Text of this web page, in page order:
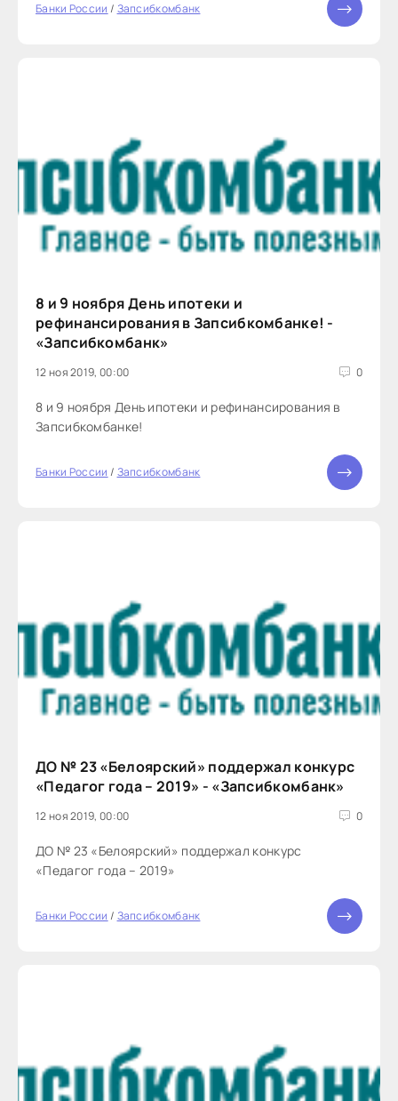
Банки России / Запсибкомбанк
8 и 9 ноября День ипотеки и
рефинансирования в Запсибкомбанке! -
«Запсибкомбанк»
12 ноя 2019, 00:00 0
8 и 9 ноября День ипотеки и рефинансирования в
Запсибкомбанке!
Банки России / Запсибкомбанк
ДО № 23 «Белоярский» поддержал конкурс
«Педагог года – 2019» - «Запсибкомбанк»
12 ноя 2019, 00:00 0
ДО № 23 «Белоярский» поддержал конкурс
«Педагог года – 2019»
Банки России / Запсибкомбанк